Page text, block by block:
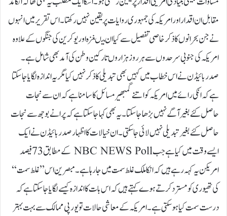
مقابل ان اقدار اور امریکہ کی جمہوری روایات پر یقین نہیں رکھتا۔ اس تقریر میں انہوں
نے جن بحرانوں کا ذکر خاصی تفصیل سے کیا ان میںغزہ اور یوکرین کی جنگوں کے علاوہ
امریکہ کی جنوبی سرحدوں سے ہر روز ہزاروں تارکین وطن کی آمد بھی شامل ہے۔
صدر بائیڈن نے اس خطاب میں کہیں بھی تبدیلی کا ذکر نہیں کیامگر یہ اندازہ لگایا جاسکتا
ہے کہ انکی رائے میں امریکہ کو اتنے گمبھیر مسائل کا سامنا ہے کہ ان سے نجات
حاصل کئے بغیر آگے نہیں بڑھا جا سکتا۔ یہ بھی کہا جا سکتا ہے کہ پرانے بوجھ سے نجات
حاصل کئے بغیر تبدیلی نہیں لائی جا سکتی۔ ان خیالات کا اظہار صدر بائیڈن نے ایک
ایسے وقت میں کیا ہے جب NBC NEWS Poll کے مطابق 73 فیصد
امریکن یہ کہہ رہے ہیں کہ انکا ملک غلط سمت میں جا رہا ہے۔ مبصرین اس ’’غلط سمت‘‘
کی تھیوری کو مسترد کرتے ہوے کہتے ہیں کہ اس بات کا اندازہ کیسے لگایا جا سکتا ہے کہ
درست سمت کیا ہو سکتی ہے۔ امریکہ کے معاشی حالات تو یورپی ممالک سے بہت بہتر